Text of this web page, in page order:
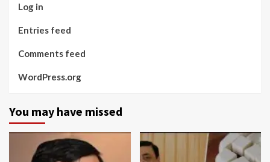
Log in
Entries feed
Comments feed
WordPress.org
You may have missed